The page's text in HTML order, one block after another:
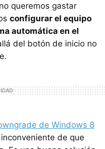
queremos gastar
configurar el equipo
automática en el
del botón de inicio no
de Windows 8
de que